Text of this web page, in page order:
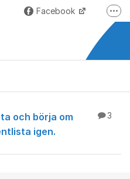
Facebook
och börja om
igen.
3